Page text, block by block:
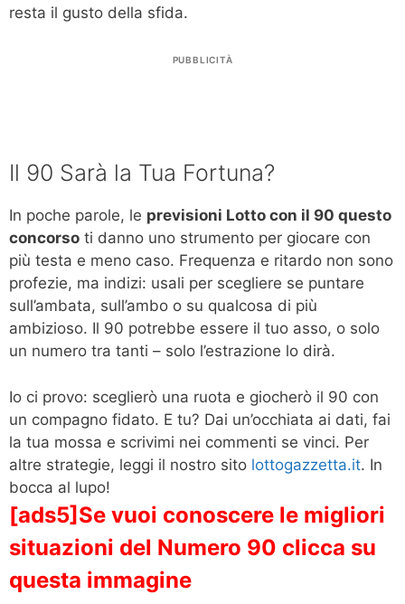
resta il gusto della sfida.
PUBBLICITÀ
Il 90 Sarà la Tua Fortuna?
In poche parole, le previsioni Lotto con il 90 questo
concorso ti danno uno strumento per giocare con
più testa e meno caso. Frequenza e ritardo non sono
profezie, ma indizi: usali per scegliere se puntare
sull’ambata, sull’ambo o su qualcosa di più
ambizioso. Il 90 potrebbe essere il tuo asso, o solo
un numero tra tanti – solo l’estrazione lo dirà.
Io ci provo: sceglierò una ruota e giocherò il 90 con
un compagno fidato. E tu? Dai un’occhiata ai dati, fai
la tua mossa e scrivimi nei commenti se vinci. Per
altre strategie, leggi il nostro sito lottogazzetta.it. In
bocca al lupo!
[ads5]Se vuoi conoscere le migliori
situazioni del Numero 90 clicca su
questa immagine